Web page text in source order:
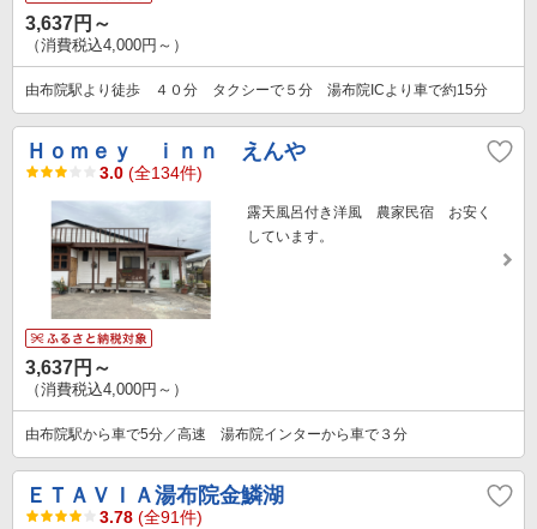
3,637円～
（消費税込4,000円～）
由布院駅より徒歩 ４０分 タクシーで５分 湯布院ICより車で約15分
Ｈｏｍｅｙ ｉｎｎ えんや
3.0 (全134件)
露天風呂付き洋風 農家民宿 お安く
しています。
3,637円～
（消費税込4,000円～）
由布院駅から車で5分／高速 湯布院インターから車で３分
ＥＴＡＶＩＡ湯布院金鱗湖
3.78 (全91件)